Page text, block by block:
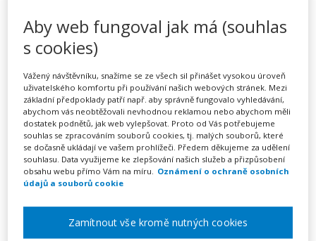
Aktivní učení – podpora
učení v heterogenní třídě –
kurz na klíč
PořádáINFRA, s.r.o.
TERMÍN
na klíč
Celá ČR
Aby web fungoval jak má (souhlas
s cookies)
Vážený návštěvníku, snažíme se ze všech sil přinášet vysokou úroveň
uživatelského komfortu při používání našich webových stránek. Mezi
základní předpoklady patří např. aby správně fungovalo vyhledávání,
abychom vás neobtěžovali nevhodnou reklamou nebo abychom měli
dostatek podnětů, jak web vylepšovat. Proto od Vás potřebujeme
souhlas se zpracováním souborů cookies, tj. malých souborů, které
se dočasně ukládají ve vašem prohlížeči. Předem děkujeme za udělení
souhlasu. Data využijeme ke zlepšování našich služeb a přizpůsobení
obsahu webu přímo Vám na míru.
Oznámení o ochraně osobních
údajů a souborů cookie
Zamítnout vše kromě nutných cookies